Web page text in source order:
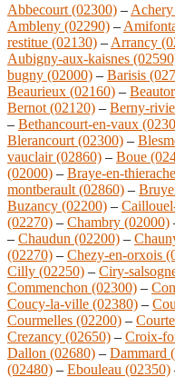
Abbecourt (02300) –
Ambleny (02290) –
restitue (02130) – Arrancy
Aubigny-aux-kaisnes
bugny (02000) – Barisis
Beaurieux (02160) –
Bernot (02120) – Berny-
– Bethancourt-en-vaux
Blerancourt (02300) –
vauclair (02860) – Boue
(02000) – Braye-en-
montberault (02860) –
Buzancy (02200) –
(02270) – Chambry (02000)
– Chaudun (02200) –
(02270) – Chezy-en-orxois
Cilly (02250) – Ciry-
Commenchon (02300) –
Coucy-la-ville (02380) –
Courmelles (02200) –
Crezancy (02650) – Croix-
Dallon (02680) – Dammard
(02480) – Ebouleau (02350)